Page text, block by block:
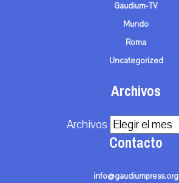
Gaudium-TV
Mundo
Roma
Uncategorized
Archivos
Archivos
Contacto
info@gaudiumpress.org